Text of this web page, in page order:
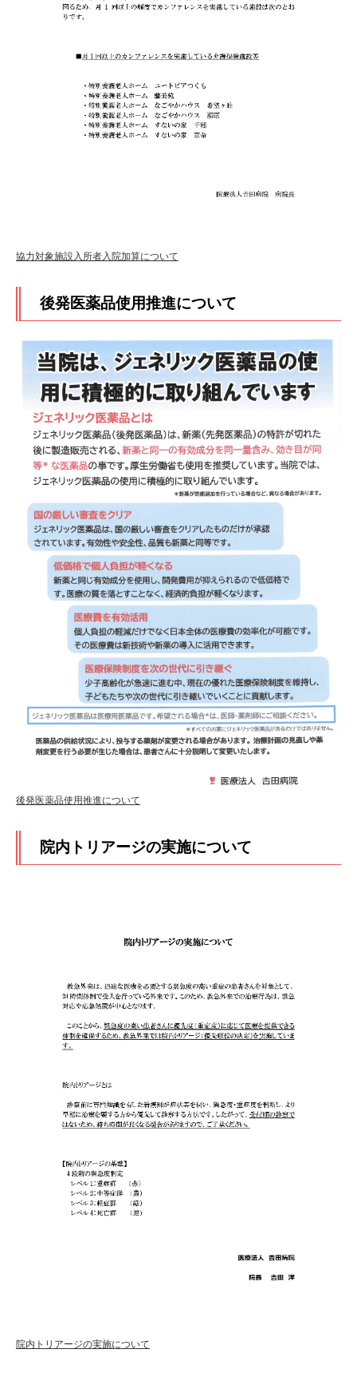
協力対象施設入所者入院加算について
後発医薬品使用推進について
後発医薬品使用推進について
院内トリアージの実施について
院内トリアージの実施について